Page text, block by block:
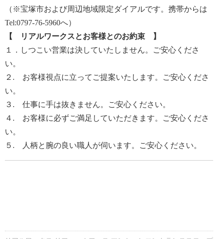
（※宝塚市および周辺地域限定ダイアルです。携帯からは
Tel:0797-76-5960へ）
【 リアルワークスとお客様とのお約束 】
１．しつこい営業は決していたしません。ご安心くださ
い。
２. お客様視点に立ってご提案いたします。ご安心くださ
い。
３. 仕事に手は抜きません。ご安心ください。
４. お客様に必ずご満足していただきます。ご安心くださ
い。
５. 人柄と腕の良い職人が伺います。ご安心ください。